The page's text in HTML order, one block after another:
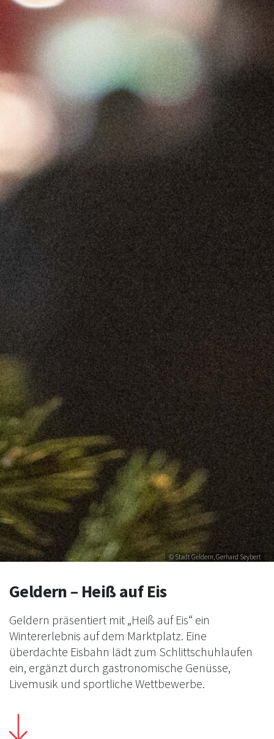
© Stadt Geldern, Gerhard Seybert
Geldern – Heiß auf Eis
Geldern präsentiert mit „Heiß auf Eis“ ein
Wintererlebnis auf dem Marktplatz. Eine
überdachte Eisbahn lädt zum Schlittschuhlaufen
ein, ergänzt durch gastronomische Genüsse,
Livemusik und sportliche Wettbewerbe.